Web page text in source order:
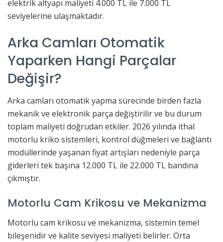
elektrik altyapı maliyeti 4.000 TL ile 7.000 TL
seviyelerine ulaşmaktadır.
Arka Camları Otomatik
Yaparken Hangi Parçalar
Değişir?
Arka camları otomatik yapma sürecinde birden fazla
mekanik ve elektronik parça değiştirilir ve bu durum
toplam maliyeti doğrudan etkiler. 2026 yılında ithal
motorlu kriko sistemleri, kontrol düğmeleri ve bağlantı
modüllerinde yaşanan fiyat artışları nedeniyle parça
giderleri tek başına 12.000 TL ile 22.000 TL bandına
çıkmıştır.
Motorlu Cam Krikosu ve Mekanizma
Motorlu cam krikosu ve mekanizma, sistemin temel
bileşenidir ve kalite seviyesi maliyeti belirler. Orta